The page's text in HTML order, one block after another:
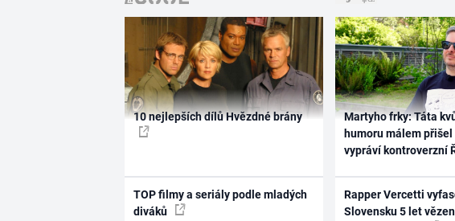
10 nejlepších dílů Hvězdné brány
TOP filmy a seriály podle mladých
diváků
Martyho frky: Táta
humoru málem přišel
vypráví kontroverzní
Rapper Vercetti
Slovensku 5 let